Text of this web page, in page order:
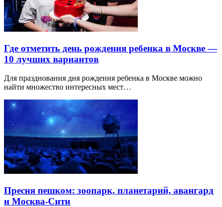
Где отметить день рождения ребенка в Москве —
10 лучших вариантов
Для празднования дня рождения ребенка в Москве можно
найти множество интересных мест…
Пресня пешком: зоопарк, планетарий, авангард
и Москва-Сити